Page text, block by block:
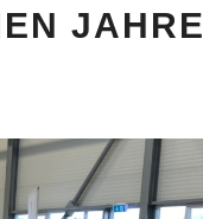
JAHRE